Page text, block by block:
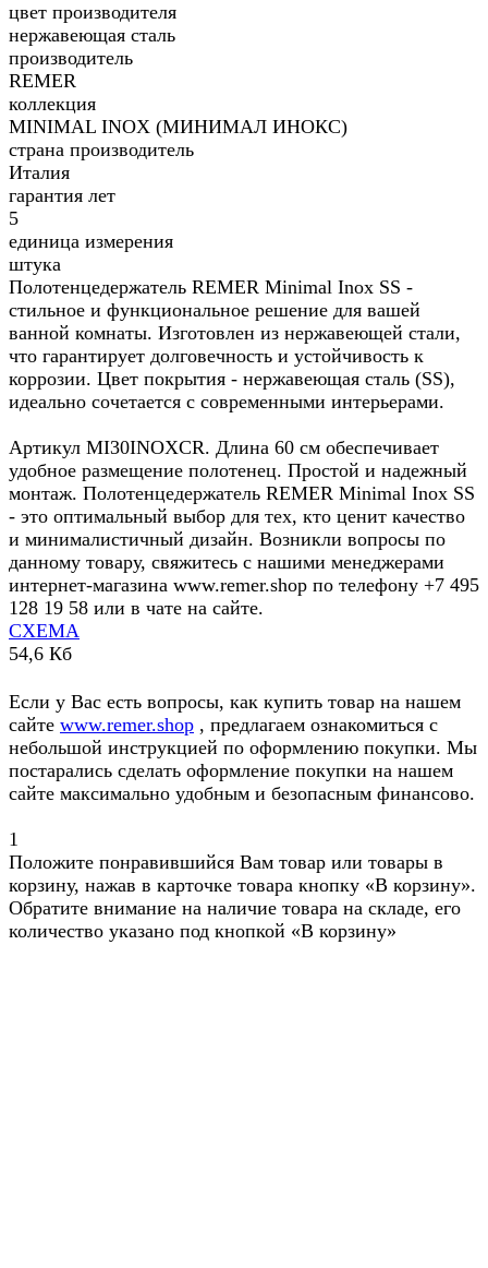
цвет производителя
нержавеющая сталь
производитель
REMER
коллекция
MINIMAL INOX (МИНИМАЛ ИНОКС)
страна производитель
Италия
гарантия лет
5
единица измерения
штука
Полотенцедержатель REMER Minimal Inox SS -
стильное и функциональное решение для вашей
ванной комнаты. Изготовлен из нержавеющей стали,
что гарантирует долговечность и устойчивость к
коррозии. Цвет покрытия - нержавеющая сталь (SS),
идеально сочетается с современными интерьерами.
Артикул MI30INOXCR. Длина 60 см обеспечивает
удобное размещение полотенец. Простой и надежный
монтаж. Полотенцедержатель REMER Minimal Inox SS
- это оптимальный выбор для тех, кто ценит качество
и минималистичный дизайн. Возникли вопросы по
данному товару, свяжитесь с нашими менеджерами
интернет-магазина www.remer.shop по телефону +7 495
128 19 58 или в чате на сайте.
СХЕМА
54,6 Кб
Если у Вас есть вопросы, как купить товар на нашем
сайте www.remer.shop , предлагаем ознакомиться с
небольшой инструкцией по оформлению покупки. Мы
постарались сделать оформление покупки на нашем
сайте максимально удобным и безопасным финансово.
1
Положите понравившийся Вам товар или товары в
корзину, нажав в карточке товара кнопку «В корзину».
Обратите внимание на наличие товара на складе, его
количество указано под кнопкой «В корзину»